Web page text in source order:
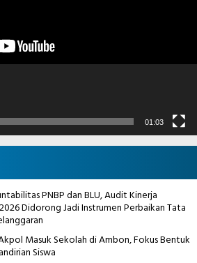
01:03
PNBP dan BLU, Audit Kinerja
Didorong Jadi Instrumen Perbaikan Tata
Masuk Sekolah di Ambon, Fokus Bentuk
Siswa